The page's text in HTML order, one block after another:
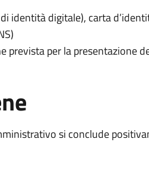
identità digitale), carta
prevista per la presentazione
si conclude